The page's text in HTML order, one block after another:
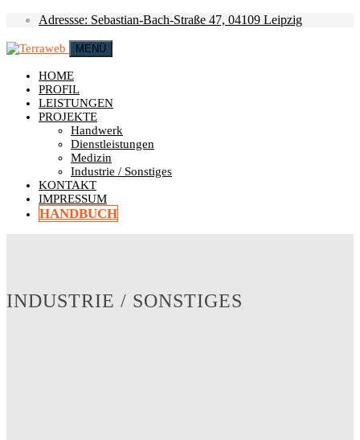
Adressse: Sebastian-Bach-Straße 47, 04109 Leipzig
MENÜ
HOME
PROFIL
LEISTUNGEN
PROJEKTE
Handwerk
Dienstleistungen
Medizin
Industrie / Sonstiges
KONTAKT
IMPRESSUM
HANDBUCH
INDUSTRIE / SONSTIGES